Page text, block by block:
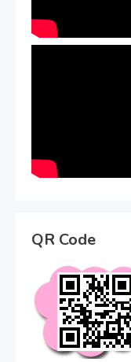
QR Code